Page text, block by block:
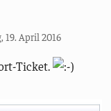
19. April 2016
Ticket.